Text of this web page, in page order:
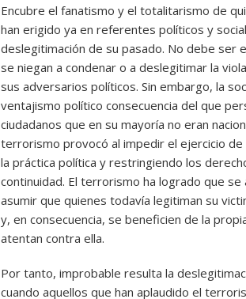
Encubre el fanatismo y el totalitarismo de
han erigido ya en referentes políticos y
deslegitimación de su pasado. No debe ser
se niegan a condenar o a deslegitimar la
sus adversarios políticos. Sin embargo, la
ventajismo político consecuencia del que
ciudadanos que en su mayoría no eran
terrorismo provocó al impedir el ejercicio
la práctica política y restringiendo los
continuidad. El terrorismo ha logrado que
asumir que quienes todavía legitiman su
y, en consecuencia, se beneficien de la
atentan contra ella.
Por tanto, improbable resulta la
cuando aquellos que han aplaudido el